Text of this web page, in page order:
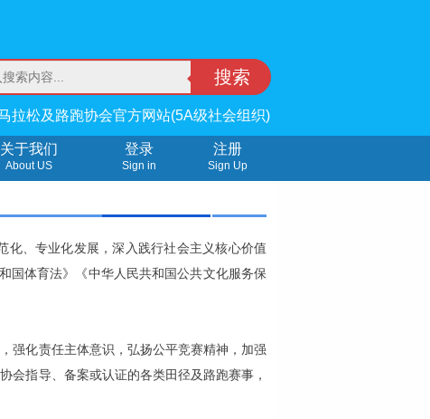
搜索
拉松及路跑协会官方网站(5A级社会组织)
关于我们
About US
登录
Sign in
注册
Sign Up
化、专业化发展，深入践行社会主义核心价值
国体育法》《中华人民共和国公共文化服务保
强化责任主体意识，弘扬公平竞赛精神，加强
会指导、备案或认证的各类田径及路跑赛事，